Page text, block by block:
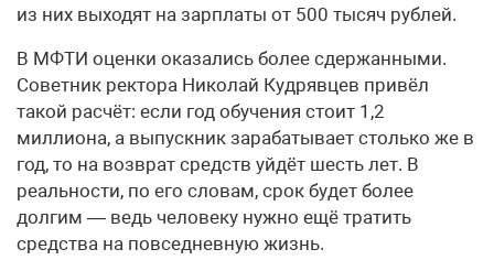
из них выходят на зарплаты от 500 тысяч рублей.
В МФТИ оценки оказались более сдержанными.
Советник ректора Николай Кудрявцев привёл
такой расчёт: если год обучения стоит 1,2
миллиона, а выпускник зарабатывает столько же в
год, то на возврат средств уйдёт шесть лет. В
реальности, по его словам, срок будет более
долгим — ведь человеку нужно ещё тратить
средства на повседневную жизнь.